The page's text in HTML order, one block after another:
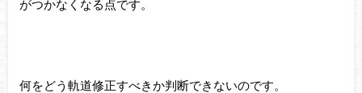
がつかなくなる点です。
何をどう軌道修正すべきか判断できないのです。